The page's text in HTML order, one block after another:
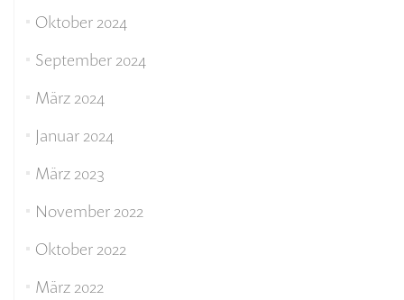
Oktober 2024
September 2024
März 2024
Januar 2024
März 2023
November 2022
Oktober 2022
März 2022